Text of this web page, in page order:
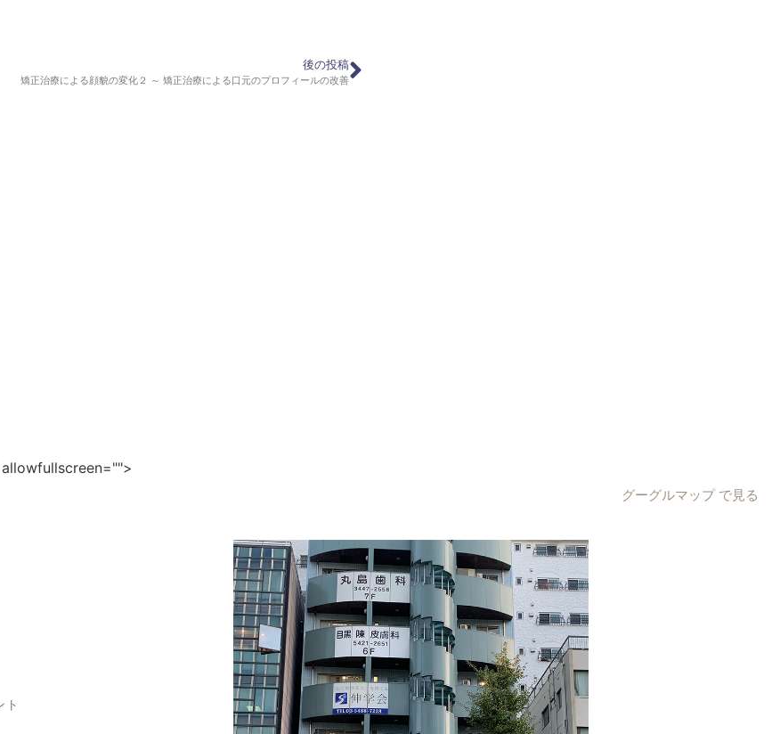
後の投稿
矯正治療による顔貌の変化２ ～ 矯正治療による口元のプロフィールの改善
グーグルマップ で見る
ト